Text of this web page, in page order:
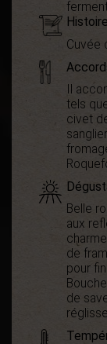
Cuvée
Il
tels
civet
Belle
aux
de
pour
de